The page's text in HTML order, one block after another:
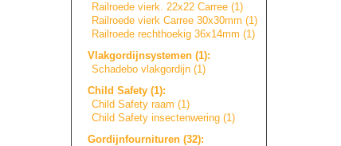
Railroede vierk. 22x22 Carree (1)
Railroede vierk Carree 30x30mm (1)
Railroede rechthoekig 36x14mm (1)
Vlakgordijnsystemen (1):
Schadebo vlakgordijn (1)
Child Safety (1):
Child Safety raam (1)
Child Safety insectenwering (1)
Gordijnfournituren (32):